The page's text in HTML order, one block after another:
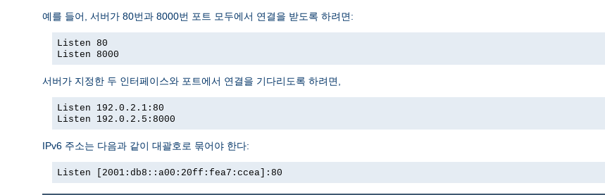
예를 들어, 서버가 80번과 8000번 포트 모두에서 연결을 받도록 하려면:
Listen 80
Listen 8000
서버가 지정한 두 인터페이스와 포트에서 연결을 기다리도록 하려면,
Listen 192.0.2.1:80
Listen 192.0.2.5:8000
IPv6 주소는 다음과 같이 대괄호로 묶어야 한다:
Listen [2001:db8::a00:20ff:fea7:ccea]:80